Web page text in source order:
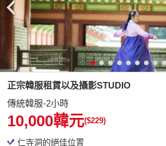
正宗韓服租賃以及攝影STUDIO
傳統韓服-2小時
10,000韓元($229)
仁寺洞的絕佳位置